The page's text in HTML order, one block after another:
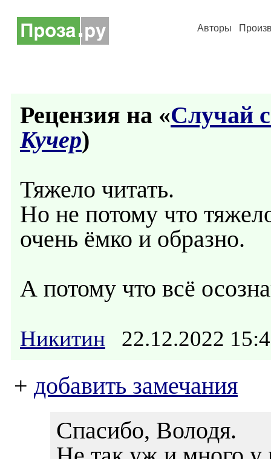
Авторы
Рецензия на «Случай
Кучер)
Тяжело читать.
Но не потому что
очень ёмко и образно.
А потому что всё
Никитин 22.12.2022
+ добавить замечания
Спасибо, Володя.